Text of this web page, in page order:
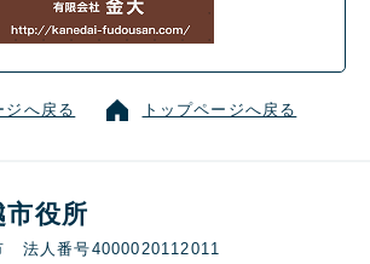
ジへ戻る トップページへ戻る
市役所
法人番号4000020112011